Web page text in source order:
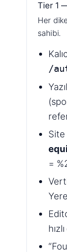
Tier 1
Her
sahibi.
/
Site
=